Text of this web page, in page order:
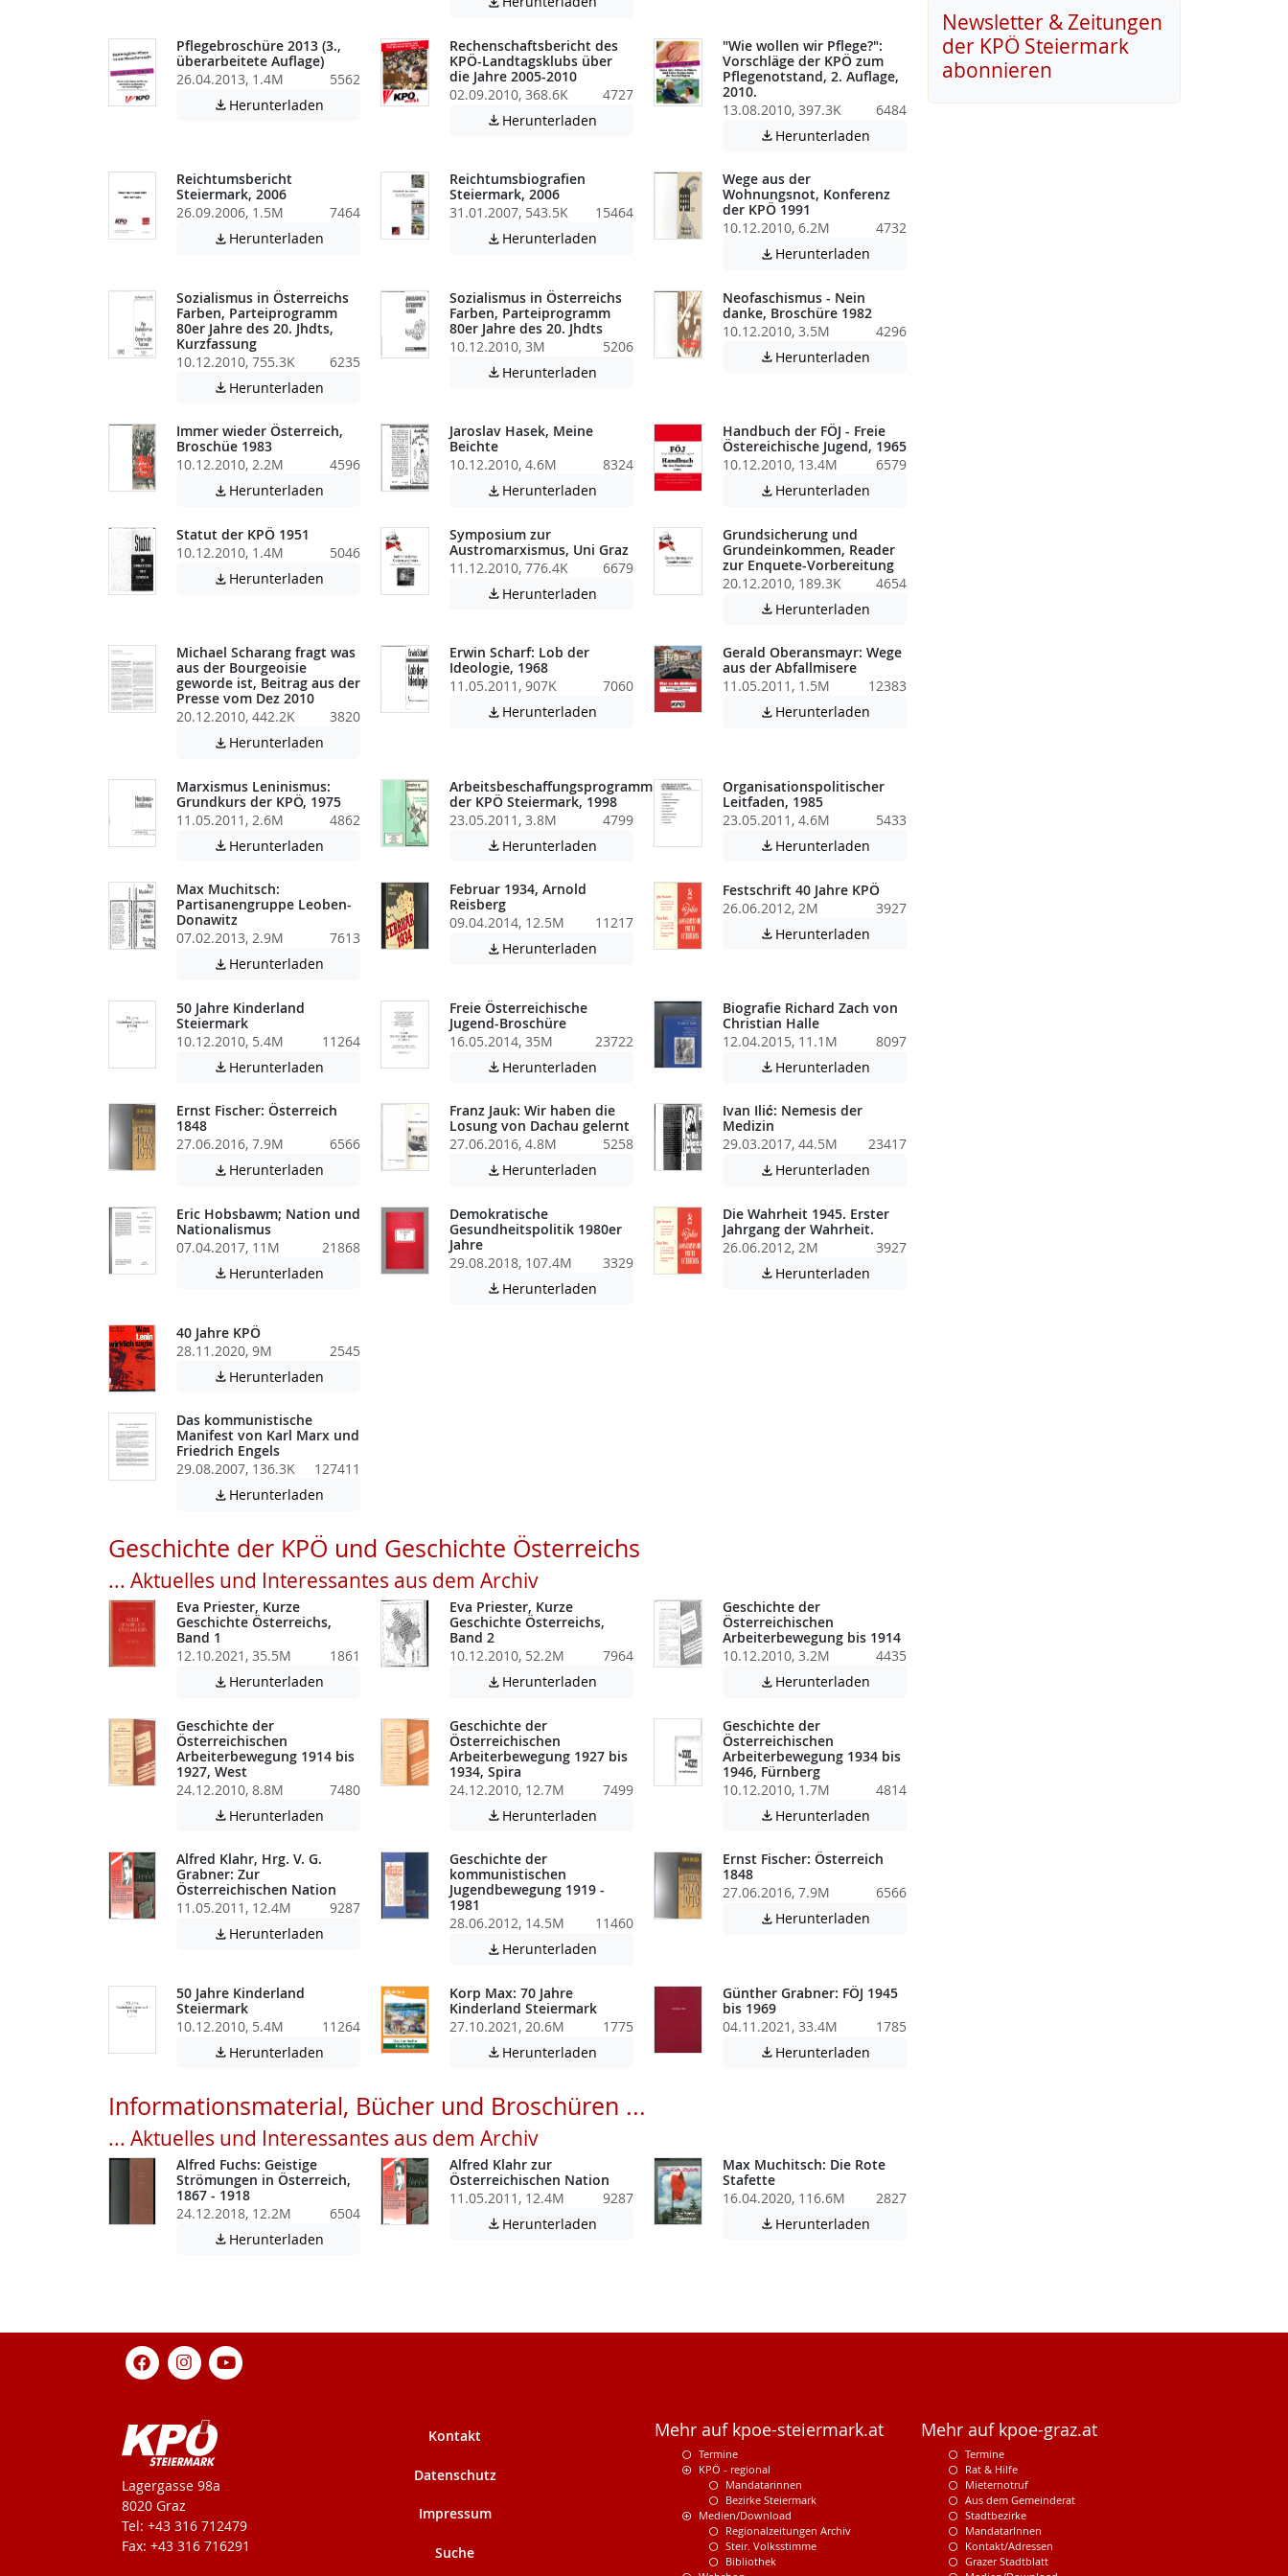
Pflegebroschüre 2013 (3.,
überarbeitete Auflage)
26.04.2013, 1.4M
5562
 Herunterladen Achtung: Diese Datei enthält unter Umständen nicht barrierefreie Inhalte!
Rechenschaftsbericht des
KPÖ-Landtagsklubs über
die Jahre 2005-2010
02.09.2010, 368.6K
4727
 Herunterladen Achtung: Diese Datei enthält unter Umständen nicht barrierefreie Inhalte!
"Wie wollen wir Pflege?":
Vorschläge der KPÖ zum
Pflegenotstand, 2. Auflage,
2010.
13.08.2010, 397.3K
6484
 Herunterladen
Reichtumsbericht
Steiermark, 2006
26.09.2006, 1.5M
7464
 Herunterladen Achtung: Diese Datei enthält unter Umständen nicht barrierefreie Inhalte!
Reichtumsbiografien
Steiermark, 2006
31.01.2007, 543.5K
15464
 Herunterladen Achtung: Diese Datei enthält unter Umständen nicht barrierefreie Inhalte!
Wege aus der
Wohnungsnot, Konferenz
der KPÖ 1991
10.12.2010, 6.2M
4732
 Herunterladen
Sozialismus in Österreichs
Farben, Parteiprogramm
80er Jahre des 20. Jhdts,
Kurzfassung
10.12.2010, 755.3K
6235
 Herunterladen
Sozialismus in Österreichs
Farben, Parteiprogramm
80er Jahre des 20. Jhdts
10.12.2010, 3M
5206
 Herunterladen
Neofaschismus - Nein
danke, Broschüre 1982
10.12.2010, 3.5M
4296
 Herunterladen
Immer wieder Österreich,
Broschüe 1983
10.12.2010, 2.2M
4596
 Herunterladen Achtung: Diese Datei enthält unter Umständen nicht barrierefreie Inhalte!
Jaroslav Hasek, Meine
Beichte
10.12.2010, 4.6M
8324
 Herunterladen Achtung: Diese Datei enthält unter Umständen nicht barrierefreie Inhalte!
Handbuch der FÖJ - Freie
Östereichische Jugend, 1965
10.12.2010, 13.4M
6579
 Herunterladen
Statut der KPÖ 1951
10.12.2010, 1.4M
5046
 Herunterladen Achtung: Diese Datei enthält unter Umständen nicht barrierefreie Inhalte!
Symposium zur
Austromarxismus, Uni Graz
11.12.2010, 776.4K
6679
 Herunterladen Achtung: Diese Datei enthält unter Umständen nicht barrierefreie Inhalte!
Grundsicherung und
Grundeinkommen, Reader
zur Enquete-Vorbereitung
20.12.2010, 189.3K
4654
 Herunterladen
Michael Scharang fragt was
aus der Bourgeoisie
geworde ist, Beitrag aus der
Presse vom Dez 2010
20.12.2010, 442.2K
3820
 Herunterladen
Erwin Scharf: Lob der
Ideologie, 1968
11.05.2011, 907K
7060
 Herunterladen Achtung: Diese Datei enthält unter Umständen nicht barrierefreie Inhalte!
Gerald Oberansmayr: Wege
aus der Abfallmisere
11.05.2011, 1.5M
12383
 Herunterladen
Marxismus Leninismus:
Grundkurs der KPÖ, 1975
11.05.2011, 2.6M
4862
 Herunterladen Achtung: Diese Datei enthält unter Umständen nicht barrierefreie Inhalte!
Arbeitsbeschaffungsprogramm
der KPÖ Steiermark, 1998
23.05.2011, 3.8M
4799
 Herunterladen Achtung: Diese Datei enthält unter Umständen nicht barrierefreie Inhalte!
Organisationspolitischer
Leitfaden, 1985
23.05.2011, 4.6M
5433
 Herunterladen
Max Muchitsch:
Partisanengruppe Leoben-
Donawitz
07.02.2013, 2.9M
7613
 Herunterladen
Februar 1934, Arnold
Reisberg
09.04.2014, 12.5M
11217
 Herunterladen Achtung: Diese Datei enthält unter Umständen nicht barrierefreie Inhalte!
Festschrift 40 Jahre KPÖ
26.06.2012, 2M
3927
 Herunterladen
50 Jahre Kinderland
Steiermark
10.12.2010, 5.4M
11264
 Herunterladen Achtung: Diese Datei enthält unter Umständen nicht barrierefreie Inhalte!
Freie Österreichische
Jugend-Broschüre
16.05.2014, 35M
23722
 Herunterladen Achtung: Diese Datei enthält unter Umständen nicht barrierefreie Inhalte!
Biografie Richard Zach von
Christian Halle
12.04.2015, 11.1M
8097
 Herunterladen
Ernst Fischer: Österreich
1848
27.06.2016, 7.9M
6566
 Herunterladen Achtung: Diese Datei enthält unter Umständen nicht barrierefreie Inhalte!
Franz Jauk: Wir haben die
Losung von Dachau gelernt
27.06.2016, 4.8M
5258
 Herunterladen Achtung: Diese Datei enthält unter Umständen nicht barrierefreie Inhalte!
Ivan Ilić: Nemesis der
Medizin
29.03.2017, 44.5M
23417
 Herunterladen
Eric Hobsbawm; Nation und
Nationalismus
07.04.2017, 11M
21868
 Herunterladen Achtung: Diese Datei enthält unter Umständen nicht barrierefreie Inhalte!
Demokratische
Gesundheitspolitik 1980er
Jahre
29.08.2018, 107.4M
3329
 Herunterladen
Die Wahrheit 1945. Erster
Jahrgang der Wahrheit.
26.06.2012, 2M
3927
 Herunterladen
40 Jahre KPÖ
28.11.2020, 9M
2545
 Herunterladen
Das kommunistische
Manifest von Karl Marx und
Friedrich Engels
29.08.2007, 136.3K
127411
 Herunterladen
Geschichte der KPÖ und Geschichte Österreichs
... Aktuelles und Interessantes aus dem Archiv
Eva Priester, Kurze
Geschichte Österreichs,
Band 1
12.10.2021, 35.5M
1861
 Herunterladen Achtung: Diese Datei enthält unter Umständen nicht barrierefreie Inhalte!
Eva Priester, Kurze
Geschichte Österreichs,
Band 2
10.12.2010, 52.2M
7964
 Herunterladen Achtung: Diese Datei enthält unter Umständen nicht barrierefreie Inhalte!
Geschichte der
Österreichischen
Arbeiterbewegung bis 1914
10.12.2010, 3.2M
4435
 Herunterladen
Geschichte der
Österreichischen
Arbeiterbewegung 1914 bis
1927, West
24.12.2010, 8.8M
7480
 Herunterladen Achtung: Diese Datei enthält unter Umständen nicht barrierefreie Inhalte!
Geschichte der
Österreichischen
Arbeiterbewegung 1927 bis
1934, Spira
24.12.2010, 12.7M
7499
 Herunterladen Achtung: Diese Datei enthält unter Umständen nicht barrierefreie Inhalte!
Geschichte der
Österreichischen
Arbeiterbewegung 1934 bis
1946, Fürnberg
10.12.2010, 1.7M
4814
 Herunterladen
Alfred Klahr, Hrg. V. G.
Grabner: Zur
Österreichischen Nation
11.05.2011, 12.4M
9287
 Herunterladen Achtung: Diese Datei enthält unter Umständen nicht barrierefreie Inhalte!
Geschichte der
kommunistischen
Jugendbewegung 1919 -
1981
28.06.2012, 14.5M
11460
 Herunterladen
Ernst Fischer: Österreich
1848
27.06.2016, 7.9M
6566
 Herunterladen
50 Jahre Kinderland
Steiermark
10.12.2010, 5.4M
11264
 Herunterladen Achtung: Diese Datei enthält unter Umständen nicht barrierefreie Inhalte!
Korp Max: 70 Jahre
Kinderland Steiermark
27.10.2021, 20.6M
1775
 Herunterladen Achtung: Diese Datei enthält unter Umständen nicht barrierefreie Inhalte!
Günther Grabner: FÖJ 1945
bis 1969
04.11.2021, 33.4M
1785
 Herunterladen
Informationsmaterial, Bücher und Broschüren ...
... Aktuelles und Interessantes aus dem Archiv
Alfred Fuchs: Geistige
Strömungen in Österreich,
1867 - 1918
24.12.2018, 12.2M
6504
 Herunterladen
Alfred Klahr zur
Österreichischen Nation
11.05.2011, 12.4M
9287
 Herunterladen Achtung: Diese Datei enthält unter Umständen nicht barrierefreie Inhalte!
Max Muchitsch: Die Rote
Stafette
16.04.2020, 116.6M
2827
 Herunterladen
Newsletter & Zeitungen
der KPÖ Steiermark
abonnieren
KPÖ-Steiermark
Lagergasse 98a
8020 Graz
Tel: +43 316 712479
Fax: +43 316 716291
Kontakt
Datenschutz
Impressum
Suche
Mehr auf kpoe-steiermark.at
Termine
KPÖ - regional
Mandatarinnen
Bezirke Steiermark
Medien/Download
Regionalzeitungen Archiv
Steir. Volksstimme
Bibliothek
Mehr auf kpoe-graz.at
Termine
Rat & Hilfe
Mieternotruf
Aus dem Gemeinderat
Stadtbezirke
MandatarInnen
Kontakt/Adressen
Grazer Stadtblatt